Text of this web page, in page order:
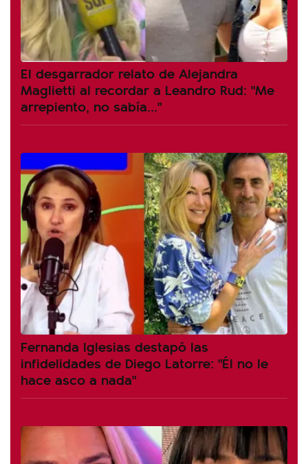
El desgarrador relato de Alejandra
Maglietti al recordar a Leandro Rud: "Me
arrepiento, no sabía..."
Fernanda Iglesias destapó las
infidelidades de Diego Latorre: "Él no le
hace asco a nada"